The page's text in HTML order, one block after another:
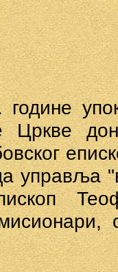
Цркве
управља